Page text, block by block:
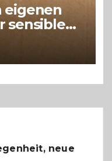
eigenen
sensible
neue